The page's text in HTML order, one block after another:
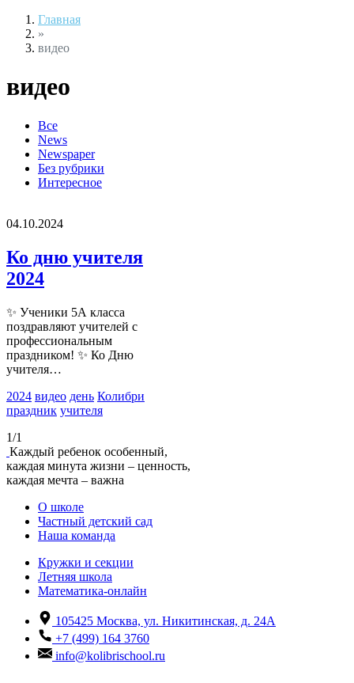
Главная
»
видео
видео
Все
News
Newspaper
Без рубрики
Интересное
04.10.2024
Ко дню учителя
2024
✨ Ученики 5А класса
поздравляют учителей с
профессиональным
праздником! ✨ Ко Дню
учителя…
2024 видео день Колибри
праздник учителя
1/1
Каждый ребенок особенный,
каждая минута жизни – ценность,
каждая мечта – важна
О школе
Частный детский сад
Наша команда
Кружки и секции
Летняя школа
Математика-онлайн
105425 Москва, ул. Никитинская, д. 24А
+7 (499) 164 3760
info@kolibrischool.ru